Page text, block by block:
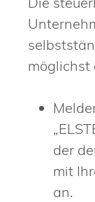
möglichst
der
mit
an.